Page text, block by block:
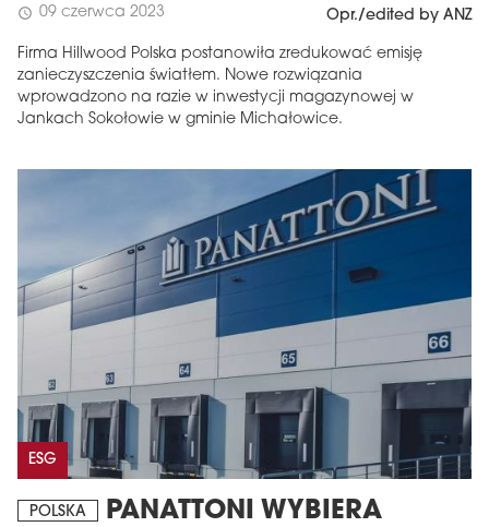
schedule 09 czerwca 2023 Opr./edited by ANZ
Firma Hillwood Polska postanowiła zredukować emisję
zanieczyszczenia światłem. Nowe rozwiązania
wprowadzono na razie w inwestycji magazynowej w
Jankach Sokołowie w gminie Michałowice.
ESG
POLSKA
PANATTONI WYBIERA